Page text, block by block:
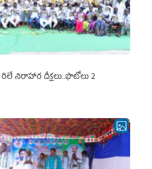
నిరాహార దీక్షలు..ఫొటోలు 2